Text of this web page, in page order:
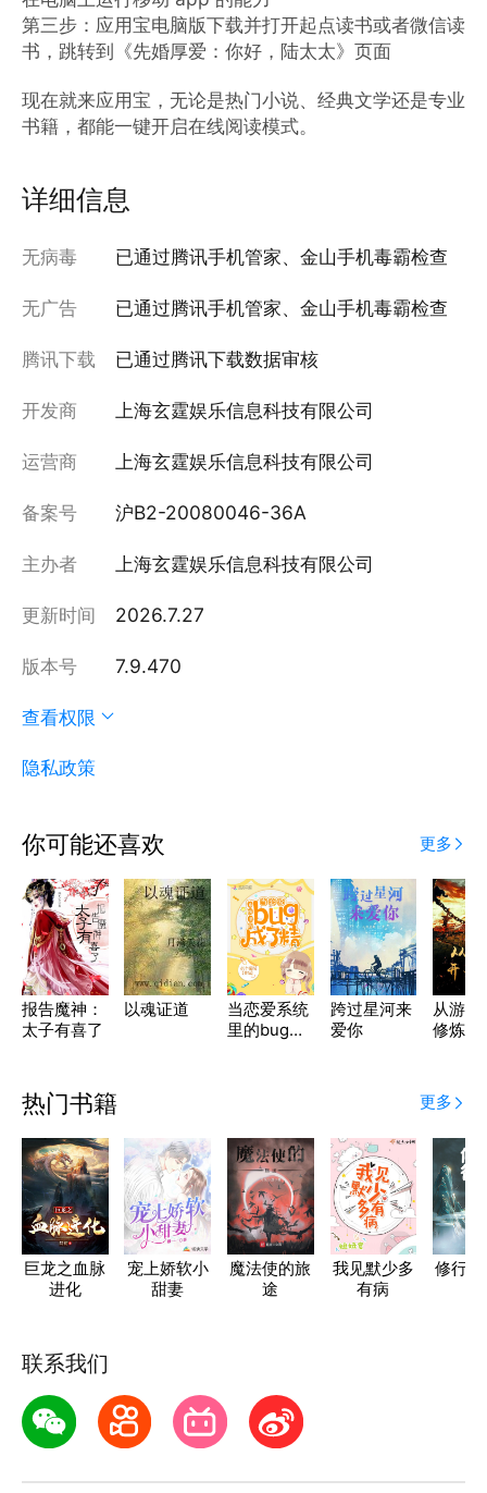
第三步：应用宝电脑版下载并打开起点读书或者微信读
书，跳转到《先婚厚爱：你好，陆太太》页面
现在就来应用宝，无论是热门小说、经典文学还是专业
书籍，都能一键开启在线阅读模式。
详细信息
无病毒 已通过腾讯手机管家、金山手机毒霸检查
无广告 已通过腾讯手机管家、金山手机毒霸检查
腾讯下载 已通过腾讯下载数据审核
开发商 上海玄霆娱乐信息科技有限公司
运营商 上海玄霆娱乐信息科技有限公司
备案号 沪B2-20080046-36A
主办者 上海玄霆娱乐信息科技有限公司
更新时间 2026.7.27
版本号 7.9.470
查看权限
隐私政策
你可能还喜欢 更多
报告魔神：
太子有喜了
以魂证道
当恋爱系统
里的bug成
跨过星河来
爱你
从游戏
修炼
热门书籍 更多
巨龙之血脉
进化
宠上娇软小
甜妻
魔法使的旅
途
我见默少多
有病
修行
联系我们